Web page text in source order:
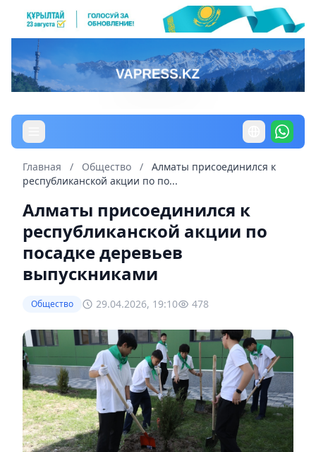
Главная / Общество /
Алматы присоединился к
республиканской акции по по...
Алматы присоединился к
республиканской акции по
посадке деревьев
выпускниками
Общество 29.04.2026, 19:10 478